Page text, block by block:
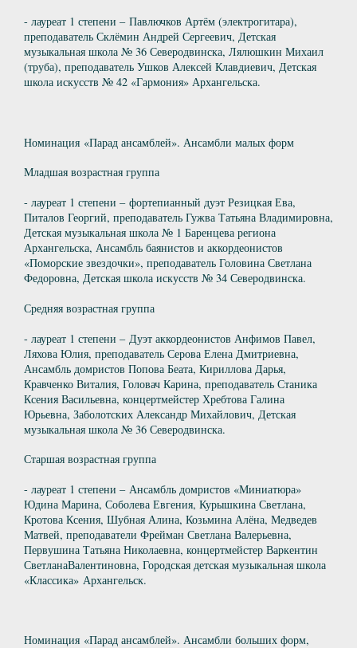
- лауреат 1 степени – Павлючков Артём (электрогитара),
преподаватель Склёмин Андрей Сергеевич, Детская
музыкальная школа № 36 Северодвинска, Лялюшкин Михаил
(труба), преподаватель Ушков Алексей Клавдиевич, Детская
школа искусств № 42 «Гармония» Архангельска.
Номинация «Парад ансамблей». Ансамбли малых форм
Младшая возрастная группа
- лауреат 1 степени – фортепианный дуэт Резицкая Ева,
Питалов Георгий, преподаватель Гужва Татьяна Владимировна,
Детская музыкальная школа № 1 Баренцева региона
Архангельска, Ансамбль баянистов и аккордеонистов
«Поморские звездочки», преподаватель Головина Светлана
Федоровна, Детская школа искусств № 34 Северодвинска.
Средняя возрастная группа
- лауреат 1 степени – Дуэт аккордеонистов Анфимов Павел,
Ляхова Юлия, преподаватель Серова Елена Дмитриевна,
Ансамбль домристов Попова Беата, Кириллова Дарья,
Кравченко Виталия, Головач Карина, преподаватель Станика
Ксения Васильевна, концертмейстер Хребтова Галина
Юрьевна, Заболотских Александр Михайлович, Детская
музыкальная школа № 36 Северодвинска.
Старшая возрастная группа
- лауреат 1 степени – Ансамбль домристов «Миниатюра»
Юдина Марина, Соболева Евгения, Курышкина Светлана,
Кротова Ксения, Шубная Алина, Козьмина Алёна, Медведев
Матвей, преподаватели Фрейман Светлана Валерьевна,
Первушина Татьяна Николаевна, концертмейстер Варкентин
СветланаВалентиновна, Городская детская музыкальная школа
«Классика» Архангельск.
Номинация «Парад ансамблей». Ансамбли больших форм,